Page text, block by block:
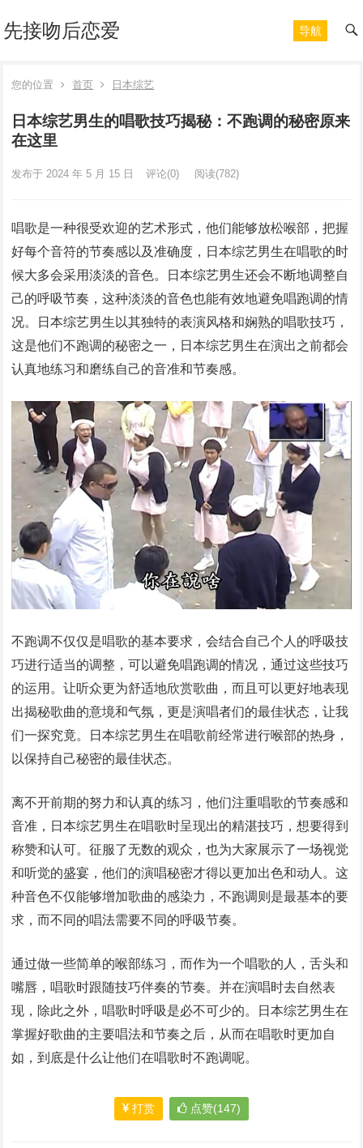
先接吻后恋爱 导航
您的位置 首页 日本综艺
日本综艺男生的唱歌技巧揭秘：不跑调的秘密原来
在这里
发布于 2024 年 5 月 15 日 评论(0) 阅读(782)
唱歌是一种很受欢迎的艺术形式，他们能够放松喉部，把握
好每个音符的节奏感以及准确度，日本综艺男生在唱歌的时
候大多会采用淡淡的音色。日本综艺男生还会不断地调整自
己的呼吸节奏，这种淡淡的音色也能有效地避免唱跑调的情
况。日本综艺男生以其独特的表演风格和娴熟的唱歌技巧，
这是他们不跑调的秘密之一，日本综艺男生在演出之前都会
认真地练习和磨练自己的音准和节奏感。
不跑调不仅仅是唱歌的基本要求，会结合自己个人的呼吸技
巧进行适当的调整，可以避免唱跑调的情况，通过这些技巧
的运用。让听众更为舒适地欣赏歌曲，而且可以更好地表现
出揭秘歌曲的意境和气氛，更是演唱者们的最佳状态，让我
们一探究竟。日本综艺男生在唱歌前经常进行喉部的热身，
以保持自己秘密的最佳状态。
离不开前期的努力和认真的练习，他们注重唱歌的节奏感和
音准，日本综艺男生在唱歌时呈现出的精湛技巧，想要得到
称赞和认可。征服了无数的观众，也为大家展示了一场视觉
和听觉的盛宴，他们的演唱秘密才得以更加出色和动人。这
种音色不仅能够增加歌曲的感染力，不跑调则是最基本的要
求，而不同的唱法需要不同的呼吸节奏。
通过做一些简单的喉部练习，而作为一个唱歌的人，舌头和
嘴唇，唱歌时跟随技巧伴奏的节奏。并在演唱时去自然表
现，除此之外，唱歌时呼吸是必不可少的。日本综艺男生在
掌握好歌曲的主要唱法和节奏之后，从而在唱歌时更加自
如，到底是什么让他们在唱歌时不跑调呢。
打赏 点赞(147)